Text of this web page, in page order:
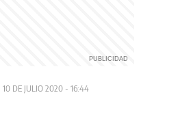
10 DE JULIO 2020 - 16:44